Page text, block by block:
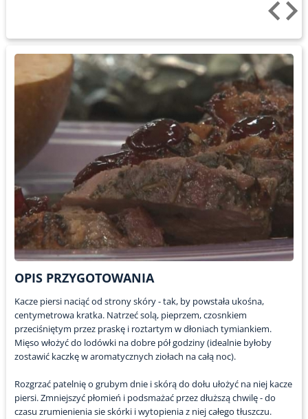
OPIS PRZYGOTOWANIA
Kacze piersi naciąć od strony skóry - tak, by powstała ukośna,
centymetrowa kratka. Natrzeć solą, pieprzem, czosnkiem
przeciśniętym przez praskę i roztartym w dłoniach tymiankiem.
Mięso włożyć do lodówki na dobre pół godziny (idealnie byłoby
zostawić kaczkę w aromatycznych ziołach na całą noc).
Rozgrzać patelnię o grubym dnie i skórą do dołu ułożyć na niej kacze
piersi. Zmniejszyć płomień i podsmażać przez dłuższą chwilę - do
czasu zrumienienia sie skórki i wytopienia z niej całego tłuszczu.